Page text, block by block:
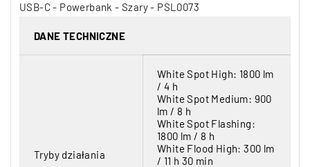
DANE TECHNICZNE
Tryby działania
White Spot High: 1800 lm
/ 4 h
White Spot Medium: 900
lm / 8 h
White Spot Flashing:
1800 lm / 8 h
White Flood High: 300 lm
/ 11 h 30 min